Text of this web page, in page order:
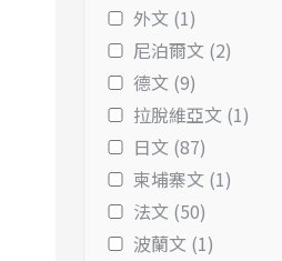
外文 (1)
尼泊爾文 (2)
德文 (9)
拉脫維亞文 (1)
日文 (87)
柬埔寨文 (1)
法文 (50)
波蘭文 (1)